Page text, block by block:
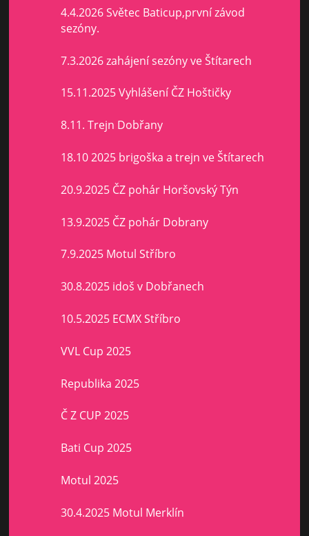
4.4.2026 Světec Baticup,první závod
sezóny.
7.3.2026 zahájení sezóny ve Štítarech
15.11.2025 Vyhlášení ČZ Hoštičky
8.11. Trejn Dobřany
18.10 2025 brigoška a trejn ve Štítarech
20.9.2025 ČZ pohár Horšovský Týn
13.9.2025 ČZ pohár Dobrany
7.9.2025 Motul Stříbro
30.8.2025 idoš v Dobřanech
10.5.2025 ECMX Stříbro
VVL Cup 2025
Republika 2025
Č Z CUP 2025
Bati Cup 2025
Motul 2025
30.4.2025 Motul Merklín